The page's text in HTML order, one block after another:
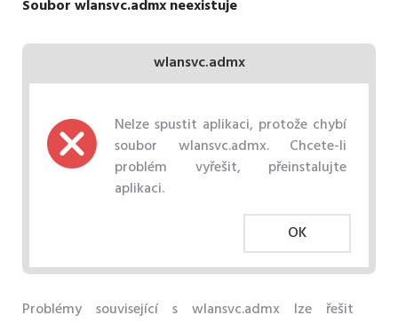
Soubor wlansvc.admx neexistuje
wlansvc.admx
Nelze spustit aplikaci, protože chybí
soubor wlansvc.admx. Chcete-li
problém vyřešit, přeinstalujte
aplikaci.
OK
Problémy související s wlansvc.admx lze řešit